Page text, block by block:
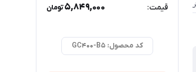
قیمت: 5,849,000تومان
کد محصول: GC400-B5